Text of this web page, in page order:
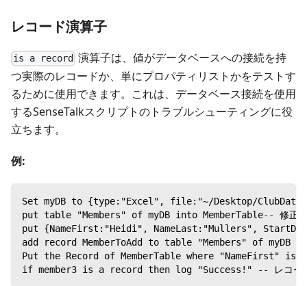
レコード演算子
is a record 演算子は、値がデータベースへの接続を持
つ実際のレコードか、単にプロパティリストかをテストす
るために使用できます。これは、データベース接続を使用
するSenseTalkスクリプトのトラブルシューティングに役
立ちます。
例:
Set myDB to {type:"Excel", file:"~/Desktop/
put table "Members" of myDB into MemberTable-- 修正する
put {NameFirst:"Heidi", NameLast:"Mullers",
add record MemberToAdd to table "Members" of myDB --
Put the Record of MemberTable where "NameFirst" is
if member3 is a record then log "Success!" -- レコードが実